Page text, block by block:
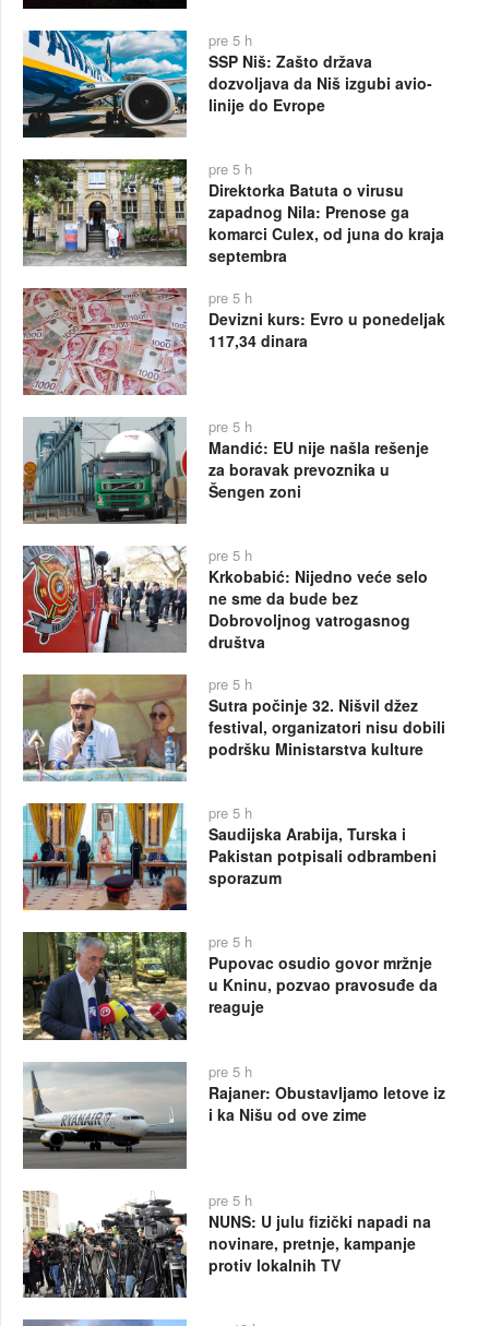
pre 5 h
SSP Niš: Zašto država
dozvoljava da Niš izgubi avio-
linije do Evrope
pre 5 h
Direktorka Batuta o virusu
zapadnog Nila: Prenose ga
komarci Culex, od juna do kraja
septembra
pre 5 h
Devizni kurs: Evro u ponedeljak
117,34 dinara
pre 5 h
Mandić: EU nije našla rešenje
za boravak prevoznika u
Šengen zoni
pre 5 h
Krkobabić: Nijedno veće selo
ne sme da bude bez
Dobrovoljnog vatrogasnog
društva
pre 5 h
Sutra počinje 32. Nišvil džez
festival, organizatori nisu dobili
podršku Ministarstva kulture
pre 5 h
Saudijska Arabija, Turska i
Pakistan potpisali odbrambeni
sporazum
pre 5 h
Pupovac osudio govor mržnje
u Kninu, pozvao pravosuđe da
reaguje
pre 5 h
Rajaner: Obustavljamo letove iz
i ka Nišu od ove zime
pre 5 h
NUNS: U julu fizički napadi na
novinare, pretnje, kampanje
protiv lokalnih TV